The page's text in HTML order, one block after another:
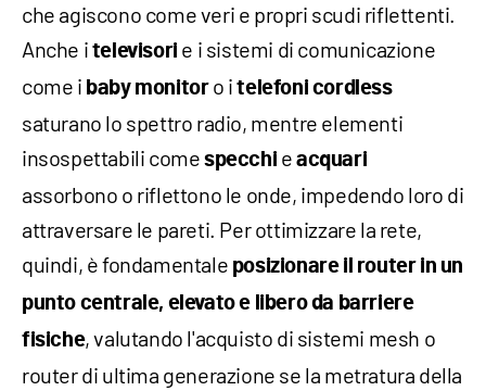
che agiscono come veri e propri scudi riflettenti.
Anche i televisori e i sistemi di comunicazione
come i baby monitoro itelefoni cordless
saturano lo spettro radio, mentre elementi
insospettabili come specchi eacquari
assorbono o riflettono le onde, impedendo loro di
attraversare le pareti. Per ottimizzare la rete,
quindi, è fondamentale posizionare il router in un
punto centrale, elevato e libero da barriere
fisiche, valutando l'acquisto di sistemi mesh o
router di ultima generazione se la metratura della